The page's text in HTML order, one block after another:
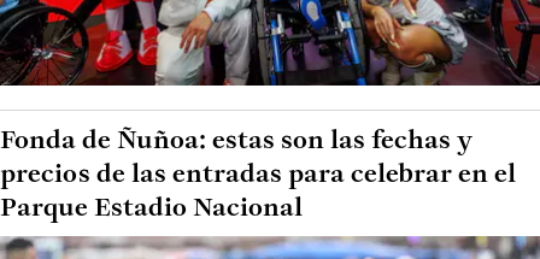
Fonda de Ñuñoa: estas son las fechas y
precios de las entradas para celebrar en el
Parque Estadio Nacional